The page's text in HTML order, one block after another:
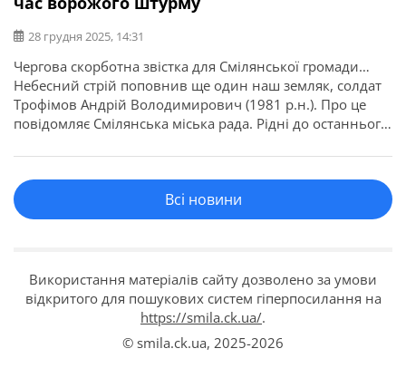
28 грудня 2025, 14:31
Чергова скорботна звістка для Смілянської громади…
Небесний стрій поповнив ще один наш земляк, солдат
Трофімов Андрій Володимирович (1981 р.н.). Про це
повідомляє Смілянська міська рада. Рідні до останнього
вдалося вижити. З 18 грудня 2024 року наш захисник
вважався зниклим безвісти… На жаль, ДНК-експертиза
підтвердила, що під час штурмових дій […]
Всі новини
Використання матеріалів сайту дозволено за умови
відкритого для пошукових систем гіперпосилання на
https://smila.ck.ua/.
© smila.ck.ua, 2025-2026